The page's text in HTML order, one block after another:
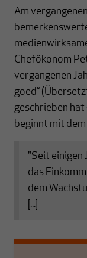
Am
Chefökonom
vergangenen
goed“
geschrieben hat
beginnt mit
"Seit einigen
das
dem
[...]